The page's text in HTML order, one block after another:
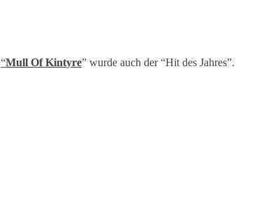
“Mull Of Kintyre” wurde auch der “Hit des Jahres”.